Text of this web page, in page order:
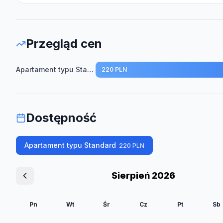
Przegląd cen
Apartament typu Standard 220 PLN
Dostępność
Apartament typu Standard 220 PLN
Sierpień 2026
Pn Wt Śr Cz Pt Sb